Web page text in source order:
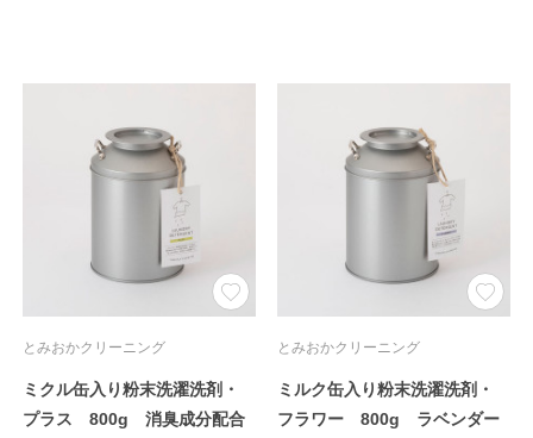
とみおかクリーニング
ミクル缶入り粉末洗濯洗剤・
プラス 800g 消臭成分配合
とみおかクリーニング
ミルク缶入り粉末洗濯洗剤・
フラワー 800g ラベンダー